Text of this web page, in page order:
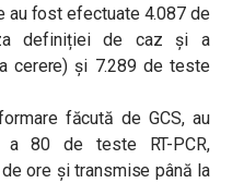
au fost efectuate 4.087 de
definiției de caz și a
cerere) și 7.289 de teste
făcută de GCS, au
80 de teste RT-PCR,
ore și transmise până la